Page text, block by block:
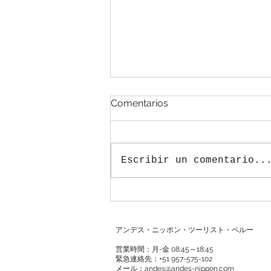
マチュピチュへの列車・新感
ールドの着用が必要ではなくなり
ます。また、乗車前の問診票も必
は引き続き義務付けられていま
Comentarios
Escribir un comentario...
アンデス・ニッポン・ツーリスト・ペルー
営業時間：月-金 08:45～18:45
緊急連絡先：+51 957-575-102
メール： andes@andes-nippon.com